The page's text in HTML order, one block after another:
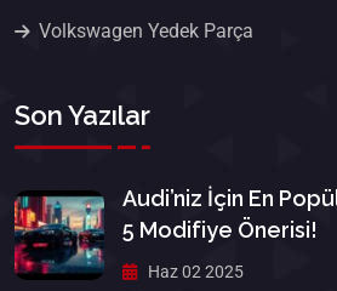
Volkswagen Yedek Parça
Son Yazılar
Audi’niz İçin En
5 Modifiye Önerisi!
Haz 02 2025